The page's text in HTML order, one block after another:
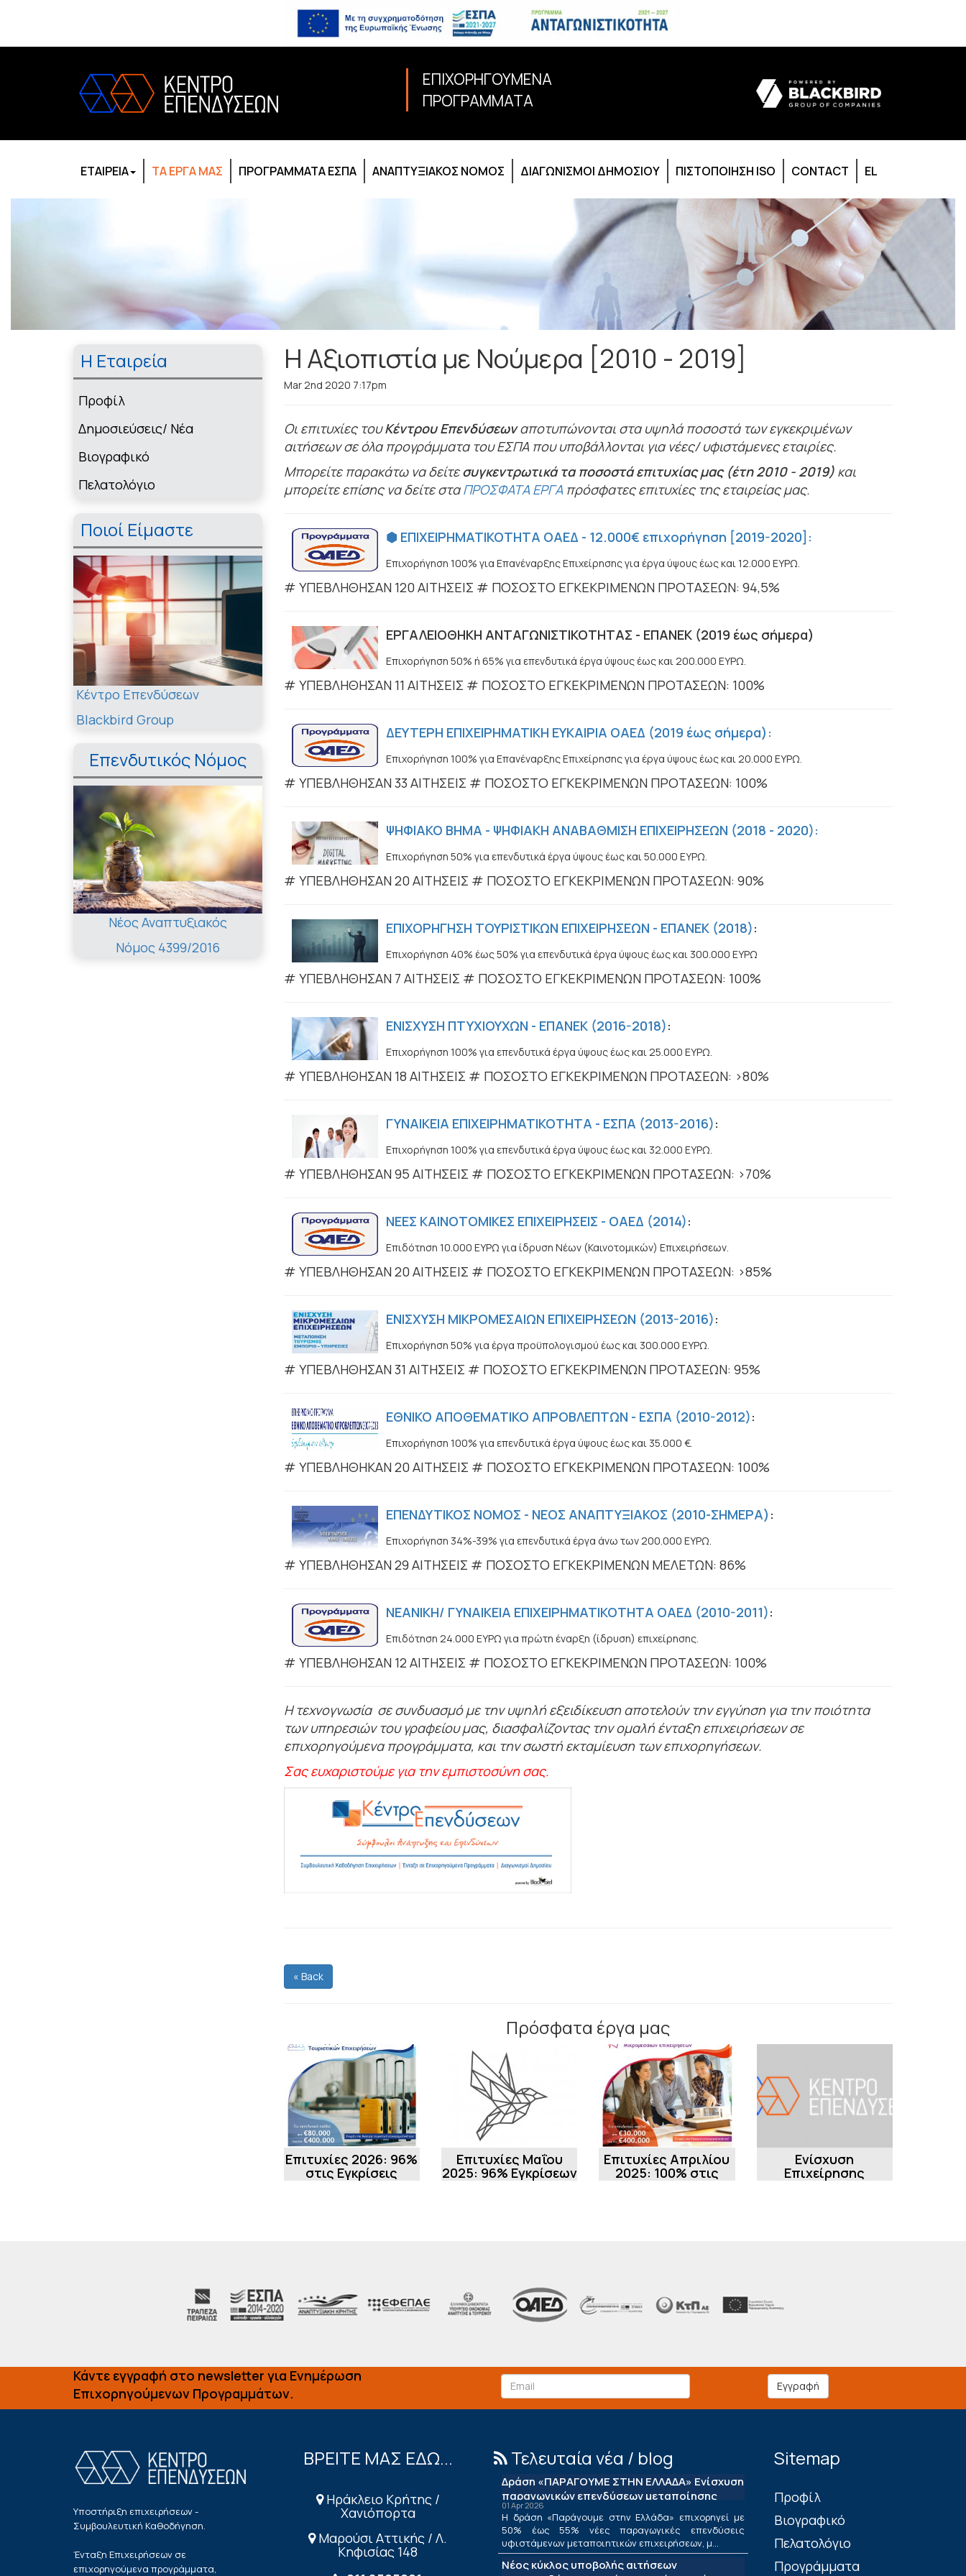
ΕΠΙΧΟΡΗΓΟΥΜΕΝΑ
ΠΡΟΓΡΑΜΜΑΤΑ
ΕΤΑΙΡΕΙΑ ΤΑ ΕΡΓΑ ΜΑΣ ΠΡΟΓΡΑΜΜΑΤΑ ΕΣΠΑ ΑΝΑΠΤΥΞΙΑΚΟΣ ΝΟΜΟΣ ΔΙΑΓΩΝΙΣΜΟΙ ΔΗΜΟΣΙΟΥ ΠΙΣΤΟΠΟΙΗΣΗ ISO CONTACT EL
Η Αξιοπιστία με Νούμερα [2010 - 2019]
Mar 2nd 2020 7:17pm
Οι επιτυχίες τουΚέντρου Επενδύσεωναποτυπώνονται στα υψηλά ποσοστά των εγκεκριμένων
αιτήσεων σε όλα προγράμματα του ΕΣΠΑ που υποβάλλονται για νέες/ υφιστάμενες εταιρίες.
Μπορείτε παρακάτω να δείτεσυγκεντρωτικά τα ποσοστά επιτυχίας μας (έτη 2010 - 2019)και
μπορείτε επίσης να δείτε σταΠΡΟΣΦΑΤΑ ΕΡΓΑπρόσφατες επιτυχίες της εταιρείας μας.
⬢ ΕΠΙΧΕΙΡΗΜΑΤΙΚΟΤΗΤΑ ΟΑΕΔ - 12.000€ επιχορήγηση [2019-2020]:
Επιχορήγηση 100% για Επανέναρξης Επιχείρησης για έργα ύψους έως και 12.000 ΕΥΡΩ.
# ΥΠΕΒΛΗΘΗΣΑΝ 120 ΑΙΤΗΣΕΙΣ # ΠΟΣΟΣΤΟ ΕΓΚΕΚΡΙΜΕΝΩΝ ΠΡΟΤΑΣΕΩΝ: 94,5%
ΕΡΓΑΛΕΙΟΘΗΚΗ ΑΝΤΑΓΩΝΙΣΤΙΚΟΤΗΤΑΣ - ΕΠΑΝΕΚ (2019 έως σήμερα)
Επιχορήγηση 50% ή 65% για επενδυτικά έργα ύψους έως και 200.000 ΕΥΡΩ.
# ΥΠΕΒΛΗΘΗΣΑΝ 11 ΑΙΤΗΣΕΙΣ # ΠΟΣΟΣΤΟ ΕΓΚΕΚΡΙΜΕΝΩΝ ΠΡΟΤΑΣΕΩΝ: 100%
ΔΕΥΤΕΡΗ ΕΠΙΧΕΙΡΗΜΑΤΙΚΗ ΕΥΚΑΙΡΙΑ ΟΑΕΔ (2019 έως σήμερα):
Επιχορήγηση 100% για Επανέναρξης Επιχείρησης για έργα ύψους έως και 20.000 ΕΥΡΩ.
# ΥΠΕΒΛΗΘΗΣΑΝ 33 ΑΙΤΗΣΕΙΣ # ΠΟΣΟΣΤΟ ΕΓΚΕΚΡΙΜΕΝΩΝ ΠΡΟΤΑΣΕΩΝ: 100%
ΨΗΦΙΑΚΟ ΒΗΜΑ - ΨΗΦΙΑΚΗ ΑΝΑΒΑΘΜΙΣΗ ΕΠΙΧΕΙΡΗΣΕΩΝ (2018 - 2020):
Επιχορήγηση 50% για επενδυτικά έργα ύψους έως και 50.000 ΕΥΡΩ.
# ΥΠΕΒΛΗΘΗΣΑΝ 20 ΑΙΤΗΣΕΙΣ # ΠΟΣΟΣΤΟ ΕΓΚΕΚΡΙΜΕΝΩΝ ΠΡΟΤΑΣΕΩΝ: 90%
ΕΠΙΧΟΡΗΓΗΣΗ ΤΟΥΡΙΣΤΙΚΩΝ ΕΠΙΧΕΙΡΗΣΕΩΝ - ΕΠΑΝΕΚ (2018):
Επιχορήγηση 40% έως 50% για επενδυτικά έργα ύψους έως και 300.000 ΕΥΡΩ
# ΥΠΕΒΛΗΘΗΣΑΝ 7 ΑΙΤΗΣΕΙΣ # ΠΟΣΟΣΤΟ ΕΓΚΕΚΡΙΜΕΝΩΝ ΠΡΟΤΑΣΕΩΝ: 100%
ΕΝΙΣΧΥΣΗ ΠΤΥΧΙΟΥΧΩΝ - ΕΠΑΝΕΚ (2016-2018):
Επιχορήγηση 100% για επενδυτικά έργα ύψους έως και 25.000 ΕΥΡΩ.
# ΥΠΕΒΛΗΘΗΣΑΝ 18 ΑΙΤΗΣΕΙΣ # ΠΟΣΟΣΤΟ ΕΓΚΕΚΡΙΜΕΝΩΝ ΠΡΟΤΑΣΕΩΝ: >80%
ΓΥΝΑΙΚΕΙΑ ΕΠΙΧΕΙΡΗΜΑΤΙΚΟΤΗΤΑ - ΕΣΠΑ (2013-2016):
Επιχορήγηση 100% για επενδυτικά έργα ύψους έως και 32.000 ΕΥΡΩ.
# ΥΠΕΒΛΗΘΗΣΑΝ 95 ΑΙΤΗΣΕΙΣ # ΠΟΣΟΣΤΟ ΕΓΚΕΚΡΙΜΕΝΩΝ ΠΡΟΤΑΣΕΩΝ: >70%
ΝΕΕΣ ΚΑΙΝΟΤΟΜΙΚΕΣ ΕΠΙΧΕΙΡΗΣΕΙΣ - ΟΑΕΔ (2014):
Επιδότηση 10.000 ΕΥΡΩ για ίδρυση Νέων (Καινοτομικών) Επιχειρήσεων.
# ΥΠΕΒΛΗΘΗΣΑΝ 20 ΑΙΤΗΣΕΙΣ # ΠΟΣΟΣΤΟ ΕΓΚΕΚΡΙΜΕΝΩΝ ΠΡΟΤΑΣΕΩΝ: >85%
ΕΝΙΣΧΥΣΗ ΜΙΚΡΟΜΕΣΑΙΩΝ ΕΠΙΧΕΙΡΗΣΕΩΝ (2013-2016):
Επιχορήγηση 50% για έργα προϋπολογισμού έως και 300.000 ΕΥΡΩ.
# ΥΠΕΒΛΗΘΗΣΑΝ 31 ΑΙΤΗΣΕΙΣ # ΠΟΣΟΣΤΟ ΕΓΚΕΚΡΙΜΕΝΩΝ ΠΡΟΤΑΣΕΩΝ: 95%
ΕΘΝΙΚΟ ΑΠΟΘΕΜΑΤΙΚΟ ΑΠΡΟΒΛΕΠΤΩΝ - ΕΣΠΑ (2010-2012):
Επιχορήγηση 100% για επενδυτικά έργα ύψους έως και 35.000 €.
# ΥΠΕΒΛΗΘΗΚΑΝ 20 ΑΙΤΗΣΕΙΣ # ΠΟΣΟΣΤΟ ΕΓΚΕΚΡΙΜΕΝΩΝ ΠΡΟΤΑΣΕΩΝ: 100%
ΕΠΕΝΔΥΤΙΚΟΣ ΝΟΜΟΣ - ΝΕΟΣ ΑΝΑΠΤΥΞΙΑΚΟΣ (2010-ΣΗΜΕΡΑ) :
Επιχορήγηση 34%-39% για επενδυτικά έργα άνω των 200.000 ΕΥΡΩ.
# ΥΠΕΒΛΗΘΗΣΑΝ 29 ΑΙΤΗΣΕΙΣ # ΠΟΣΟΣΤΟ ΕΓΚΕΚΡΙΜΕΝΩΝ ΜΕΛΕΤΩΝ: 86%
ΝΕΑΝΙΚΗ/ ΓΥΝΑΙΚΕΙΑ ΕΠΙΧΕΙΡΗΜΑΤΙΚΟΤΗΤΑ ΟΑΕΔ (2010-2011):
Επιδότηση 24.000 ΕΥΡΩ για πρώτη έναρξη (ίδρυση) επιχείρησης.
# ΥΠΕΒΛΗΘΗΣΑΝ 12 ΑΙΤΗΣΕΙΣ # ΠΟΣΟΣΤΟ ΕΓΚΕΚΡΙΜΕΝΩΝ ΠΡΟΤΑΣΕΩΝ: 100%
Η τεχνογνωσία σε συνδυασμό με την υψηλή εξειδίκευση αποτελούν την εγγύηση για την ποιότητα
των υπηρεσιών του γραφείου μας, διασφαλίζοντας την ομαλή ένταξη επιχειρήσεων σε
επιχορηγούμενα προγράμματα, και την σωστή εκταμίευση των επιχορηγήσεων.
Σας ευχαριστούμε για την εμπιστοσύνη σας.
« Back
Πρόσφατα έργα μας
Επιτυχίες 2026: 96%
στις Εγκρίσεις
Δράσης «Ενίσχυση
Επιτυχίες Μαΐου
2025: 96% Εγκρίσεων
στο Πρόγραμμα
Επιτυχίες Απριλίου
2025: 100% στις
Ενίσχυση
Επιχείρησης
Εμπορίας Ιατρικών
Η Εταιρεία
Πρoφίλ
Δημοσιεύσεις/ Νέα
Βιογραφικό
Πελατολόγιο
Ποιοί Είμαστε
Κέντρο Επενδύσεων
Blackbird Group
Επενδυτικός Νόμος
Νέος Αναπτυξιακός
Νόμος 4399/2016
Κάντε εγγραφή στο newsletter για Ενημέρωση
Επιχορηγούμενων Προγραμμάτων.
Εγγραφή
Υποστήριξη επιχειρήσεων -
Συμβουλευτική Καθοδήγηση.
Ένταξη Επιχειρήσεων σε
επιχορηγούμενα προγράμματα,
ΒΡΕΙΤΕ ΜΑΣ ΕΔΩ...
Ηράκλειο Κρήτης /
Χανιόπορτα
Μαρούσι Αττικής / Λ.
Κηφισίας 148
Τελευταία νέα / blog
Δράση «ΠΑΡΑΓΟΥΜΕ ΣΤΗΝ ΕΛΛΑΔΑ» Ενίσχυση
παραγωγικών επενδύσεων μεταποίησης
01 Apr 2026
Η δράση «Παράγουμε στην Ελλάδα» επιχορηγεί με
50% έως 55% νέες παραγωγικές επενδύσεις
υφιστάμενων μεταποιητικών επιχειρήσεων, μ...
Νέος κύκλος υποβολής αιτήσεων
Sitemap
Πρoφίλ
Βιογραφικό
Πελατολόγιο
Προγράμματα